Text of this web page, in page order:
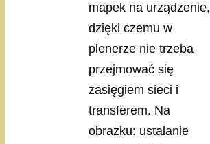
mapek na urządzenie,
dzięki czemu w
plenerze nie trzeba
przejmować się
zasięgiem sieci i
transferem. Na
obrazku: ustalanie